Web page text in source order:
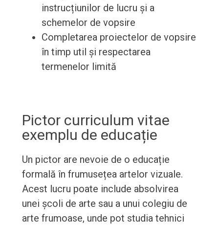
instrucțiunilor de lucru și a
schemelor de vopsire
Completarea proiectelor de vopsire
în timp util și respectarea
termenelor limită
Pictor curriculum vitae
exemplu de educație
Un pictor are nevoie de o educație
formală în frumusețea artelor vizuale.
Acest lucru poate include absolvirea
unei școli de arte sau a unui colegiu de
arte frumoase, unde pot studia tehnici